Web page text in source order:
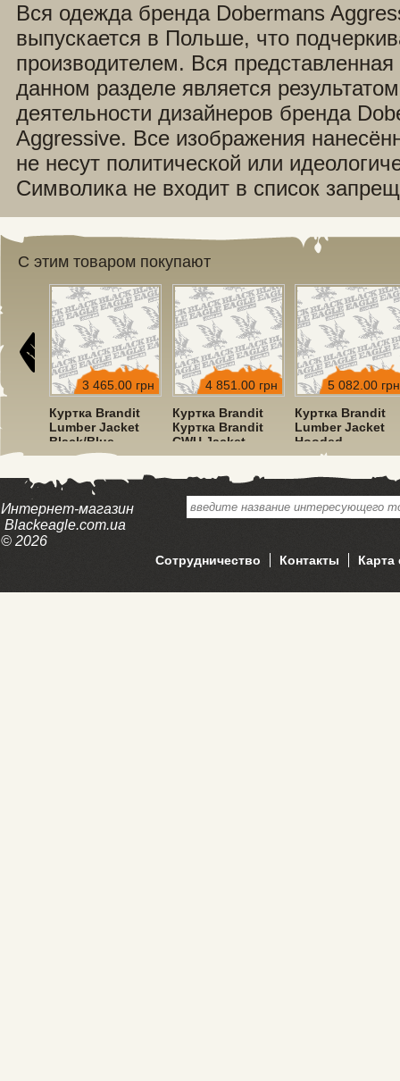
Вся одежда бренда Dobermans
выпускается в Польше, что
производителем. Вся
данном разделе является
деятельности дизайнеров бренда
Aggressive. Все изображения
не несут политической или
Символика не входит в список
С этим товаром покупают
грн
3 465.00 грн
Куртка Brandit
Lumber Jacket
Black/Blue
4 851.00 грн
Куртка Brandit
Куртка Brandit
CWU Jacket
Hooded Olive
5 082.00 грн
Куртка Brandit
Lumber Jacket
Hooded
Red/Black
Интернет-магазин
Blackeagle.com.ua
© 2026
Сотрудничество Контакты Карта